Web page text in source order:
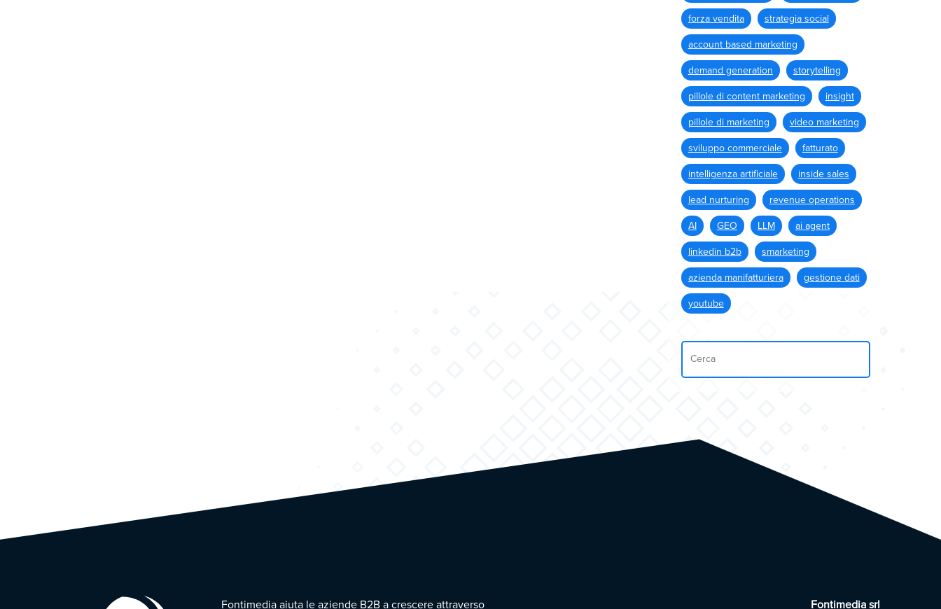
forza vendita strategia social
account based marketing
demand generation storytelling
pillole di content marketing insight
pillole di marketing video marketing
sviluppo commerciale fatturato
intelligenza artificiale inside sales
lead nurturing revenue operations
AI GEO LLM ai agent
linkedin b2b smarketing
azienda manifatturiera gestione dati
youtube
Fontimedia aiuta le aziende B2B a crescere attraverso Fontimedia srl